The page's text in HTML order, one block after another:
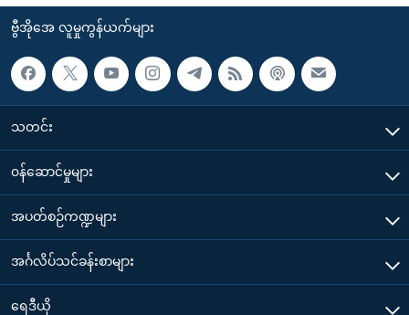
ဗွီအိုအေ လူမှုကွန်ယက်များ
သတင်း
၀န်ဆောင်မှုများ
အပတ်စဉ်ကဏ္ဍများ
အင်္ဂလိပ်သင်ခန်းစာများ
ရေဒီယို